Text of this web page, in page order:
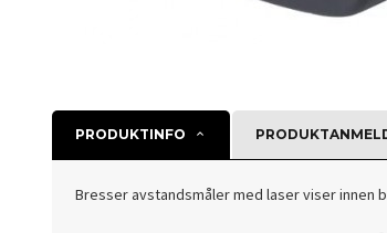
PRODUKTINFO
Bresser avstandsmåler med laser viser